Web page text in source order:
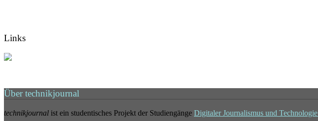
Links
Über technikjournal
technikjournal ist ein studentisches Projekt der Studiengänge Digitaler Journalismus und Technologie